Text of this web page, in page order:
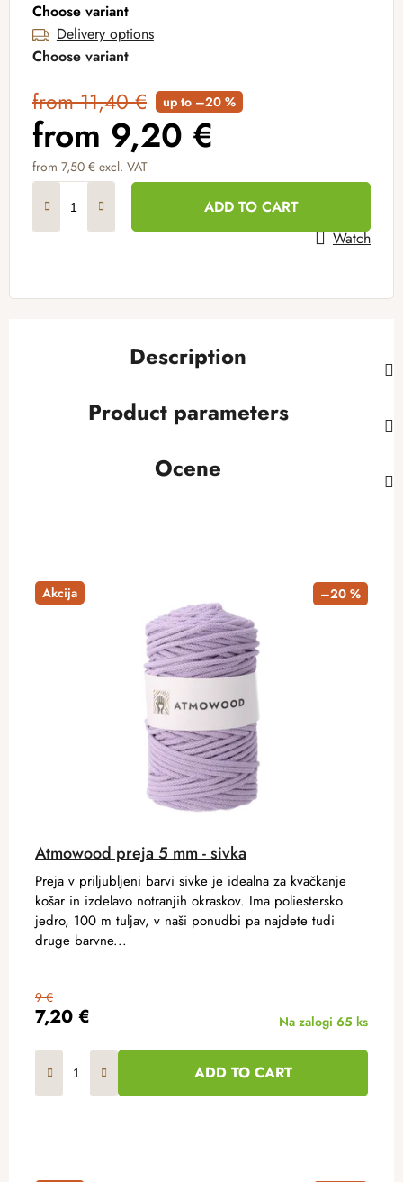
Choose variant
Delivery options
Choose variant
from 11,40 € up to –20 %
from 9,20 €
from 7,50 € excl. VAT
ADD TO CART
Watch
Description
Product parameters
Ocene
Akcija –20 %
Atmowood preja 5 mm - sivka
7,20 €
9 €
Na zalogi 65 ks
ADD TO CART
Preja v priljubljeni barvi sivke je idealna za kvačkanje
košar in izdelavo notranjih okraskov. Ima poliestersko
jedro, 100 m tuljav, v naši ponudbi pa najdete tudi
druge barvne...